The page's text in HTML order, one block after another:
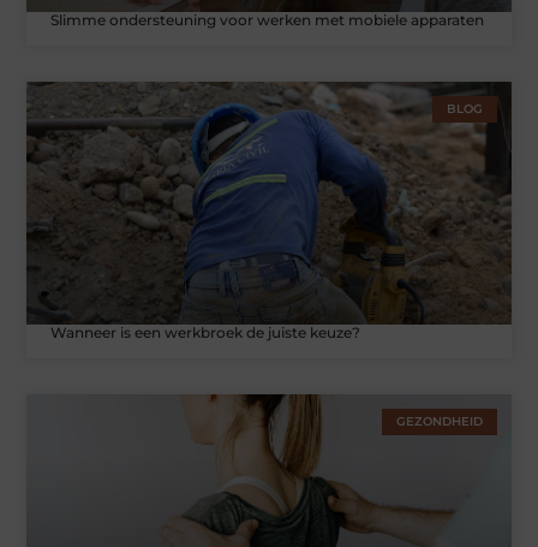
Slimme ondersteuning voor werken met mobiele apparaten
BLOG
Wanneer is een werkbroek de juiste keuze?
GEZONDHEID